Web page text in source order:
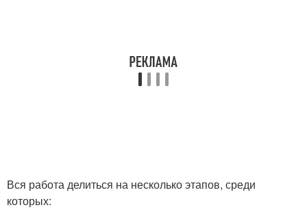
Вся работа делиться на несколько этапов, среди
которых: